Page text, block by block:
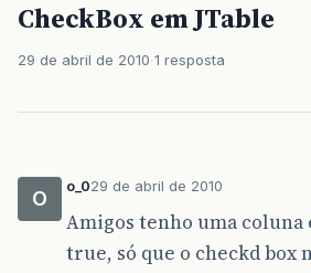
CheckBox em JTable
29 de abril de 2010 1 resposta
O
o_029 de abril de 2010
Amigos tenho uma coluna
true, só que o checkd box